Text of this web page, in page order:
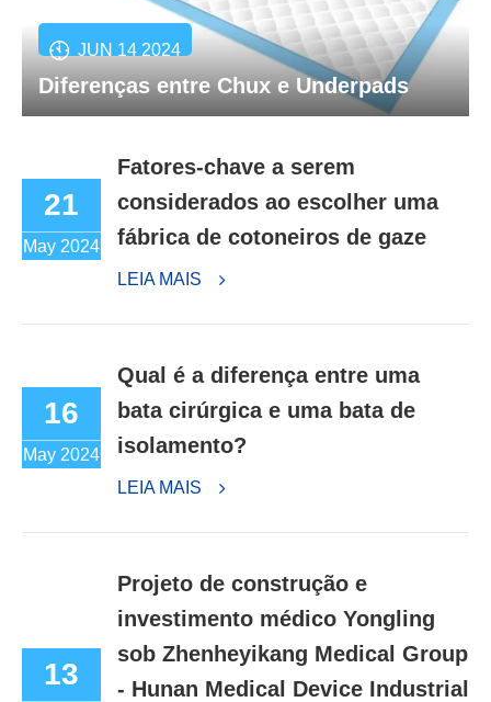
JUN 14 2024
Diferenças entre Chux e Underpads
21
May 2024
Fatores-chave a serem
considerados ao escolher uma
fábrica de cotoneiros de gaze
LEIA MAIS
16
May 2024
Qual é a diferença entre uma
bata cirúrgica e uma bata de
isolamento?
LEIA MAIS
13
Projeto de construção e
investimento médico Yongling
sob Zhenheyikang Medical Group
- Hunan Medical Device Industrial